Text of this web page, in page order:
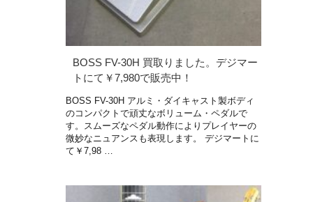
BOSS FV-30H 買取りました。デジマー
トにて￥7,980で販売中！
BOSS FV-30H アルミ・ダイキャスト製ボディ
のコンパクトで頑丈なボリューム・ペダルで
す。スムーズなペダル動作によりプレイヤーの
微妙なニュアンスも表現します。 デジマートに
て￥7,98 …